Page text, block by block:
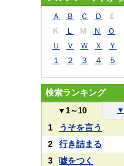
Ａ Ｂ Ｃ Ｄ Ｅ
Ｋ
Ｌ Ｍ Ｎ Ｏ
Ｕ
Ｖ Ｗ Ｘ Ｙ
１
２ ３ ４ ５
検索ランキング
▼ 1～10 ▼
1
うそを言う
2
行き詰まる
3
嘘をつく